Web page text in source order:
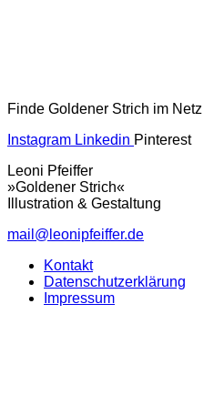
Finde Goldener Strich im Netz
Instagram Linkedin Pinterest
Leoni Pfeiffer
»Goldener Strich«
Illustration & Gestaltung
mail@leonipfeiffer.de
Kontakt
Datenschutzerklärung
Impressum